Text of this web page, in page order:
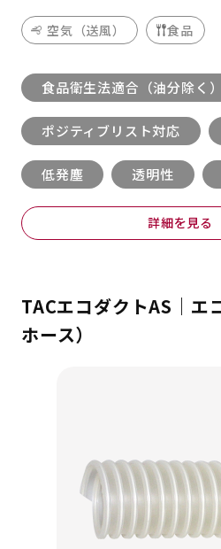
空気（送風） 食品
食品衛生法適合（油分除く）
ポジティブリスト対応
低発塵 透明性
詳細を見る
TACエコダクトAS｜エ
ホース）